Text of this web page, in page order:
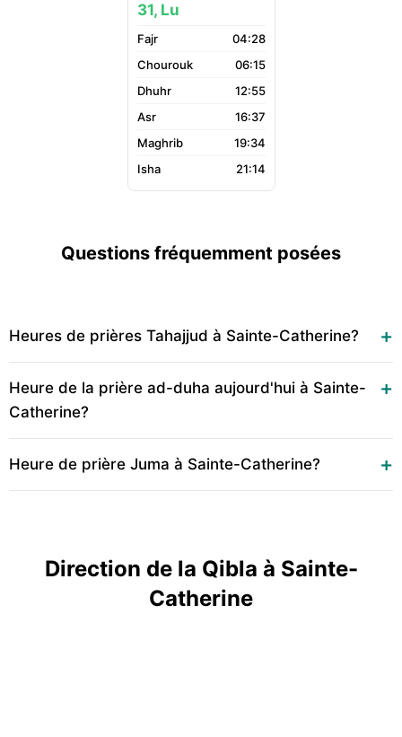
31, Lu
04:28
06:15
12:55
16:37
19:34
21:14
Questions fréquemment posées
Heures de prières Tahajjud à Sainte-Catherine?
Heure de la prière ad-duha aujourd'hui à Sainte-
Catherine?
Heure de prière Juma à Sainte-Catherine?
Direction de la Qibla à Sainte-
Catherine